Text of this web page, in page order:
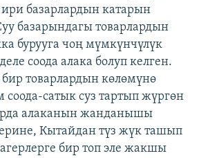
базарлардын катарын
базарындагы товарлардын
бурууга чоң мүмкүнчүлүк
соода алака болуп келген.
товарлардын көлөмүнө
соода-сатык суз тартып жүргөн
алаканын жанданышы
Кытайдан түз жүк ташып
бир топ эле жакшы